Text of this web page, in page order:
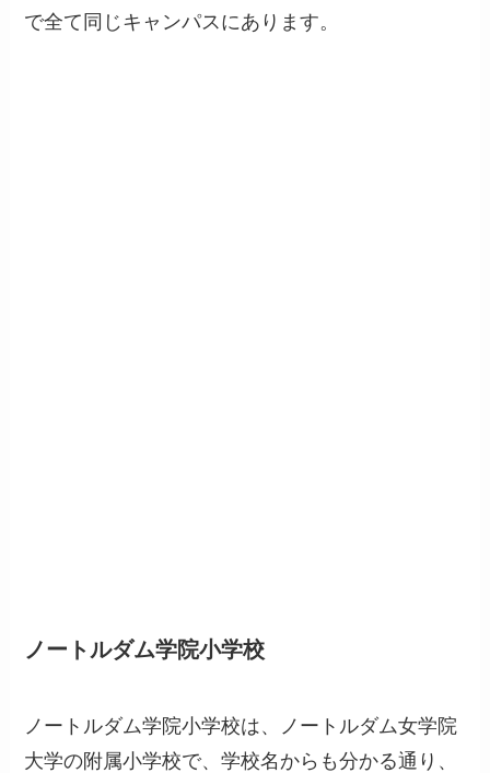
で全て同じキャンパスにあります。
ノートルダム学院小学校
ノートルダム学院小学校は、ノートルダム女学院
大学の附属小学校で、学校名からも分かる通り、